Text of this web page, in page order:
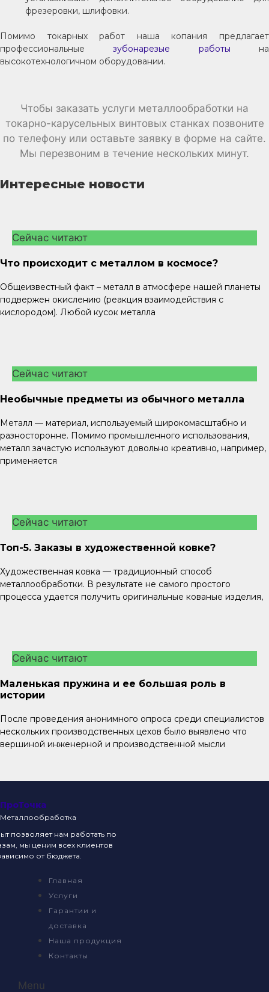
фрезеровки, шлифовки.
Помимо токарных работ наша копания предлагает
профессиональныезубонарезые работы на
высокотехнологичном оборудовании.
Чтобы заказать услуги металлообработки на
токарно-карусельных винтовых станках позвоните
по телефону или оставьте заявку в форме на сайте.
Мы перезвоним в течение нескольких минут.
Интересные новости
Сейчас читают
Что происходит с металлом в космосе?
Общеизвестный факт – металл в атмосфере нашей планеты
подвержен окислению (реакция взаимодействия с
кислородом). Любой кусок металла
Сейчас читают
Необычные предметы из обычного металла
Металл — материал, используемый широкомасштабно и
разносторонне. Помимо промышленного использования,
металл зачастую используют довольно креативно, например,
применяется
Сейчас читают
Топ-5. Заказы в художественной ковке?
Художественная ковка — традиционный способ
металлообработки. В результате не самого простого
процесса удается получить оригинальные кованые изделия,
Сейчас читают
Маленькая пружина и ее большая роль в
истории
После проведения анонимного опроса среди специалистов
нескольких производственных цехов было выявлено что
вершиной инженерной и производственной мысли
ПроТочка
Металлообработка
позволяет нам работать по
мы ценим всех клиентов
от бюджета.
Главная
Услуги
Гарантии и
доставка
Наша продукция
Контакты
Menu